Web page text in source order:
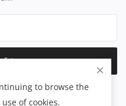
te
to browse the
of cookies.